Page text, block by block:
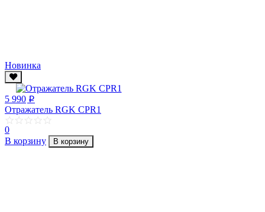
Новинка
5 990 p
Отражатель RGK CPR1
0
В корзину
В корзину